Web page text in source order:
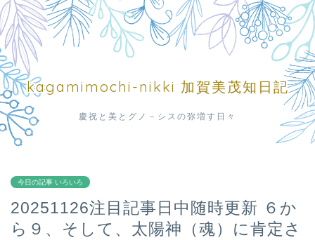
kagamimochi-nikki 加賀美茂知日記
慶祝と美とグノ－シスの弥増す日々
今日の記事 いろいろ
20251126注目記事日中随時更新 ６か
ら９、そして、太陽神（魂）に肯定さ